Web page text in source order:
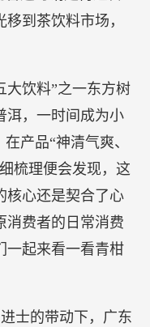
到茶饮料市场，
大饮料”之一东方树
洱，一时间成为小
产品“神清气爽、
梳理便会发现，这
核心还是契合了心
消费者的日常消费
一起来看一看青柑
士的带动下，广东